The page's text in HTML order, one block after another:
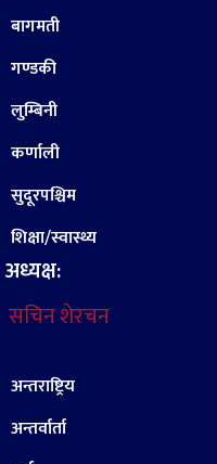
बागमती
गण्डकी
लुम्बिनी
कर्णाली
सुदूरपश्चिम
शिक्षा/स्वास्थ्य
अध्यक्ष:
सचिन शेरचन
अन्तराष्ट्रिय
अन्तर्वार्ता